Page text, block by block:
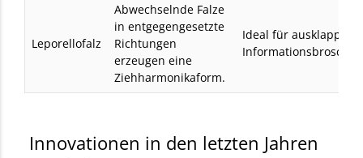
Leporellofalz
Abwechselnde Falze
in entgegengesetzte
Richtungen
erzeugen eine
Ziehharmonikaform.
Ideal für
Innovationen in den letzten Jahren